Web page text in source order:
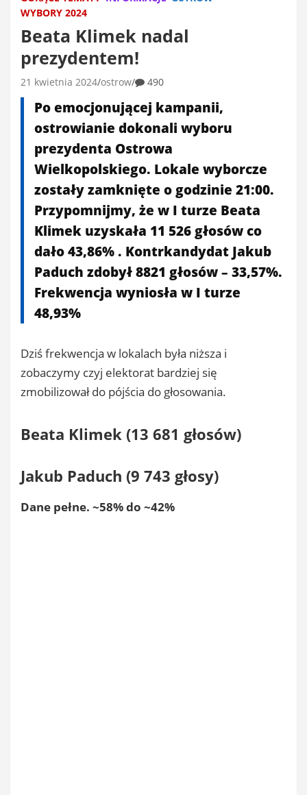
WYBORY 2024
Beata Klimek nadal
prezydentem!
21 kwietnia 2024 ostrow 490
Po emocjonującej kampanii,
ostrowianie dokonali wyboru
prezydenta Ostrowa
Wielkopolskiego. Lokale wyborcze
zostały zamknięte o godzinie 21:00.
Przypomnijmy, że w I turze Beata
Klimek uzyskała 11 526 głosów co
dało 43,86% . Kontrkandydat Jakub
Paduch zdobył 8821 głosów – 33,57%.
Frekwencja wyniosła w I turze
48,93%
Dziś frekwencja w lokalach była niższa i
zobaczymy czyj elektorat bardziej się
zmobilizował do pójścia do głosowania.
Beata Klimek (13 681 głosów)
Jakub Paduch (9 743 głosy)
Dane pełne. ~58% do ~42%